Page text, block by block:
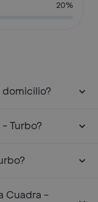
20%
domicilio?
Turbo?
Cuadra -